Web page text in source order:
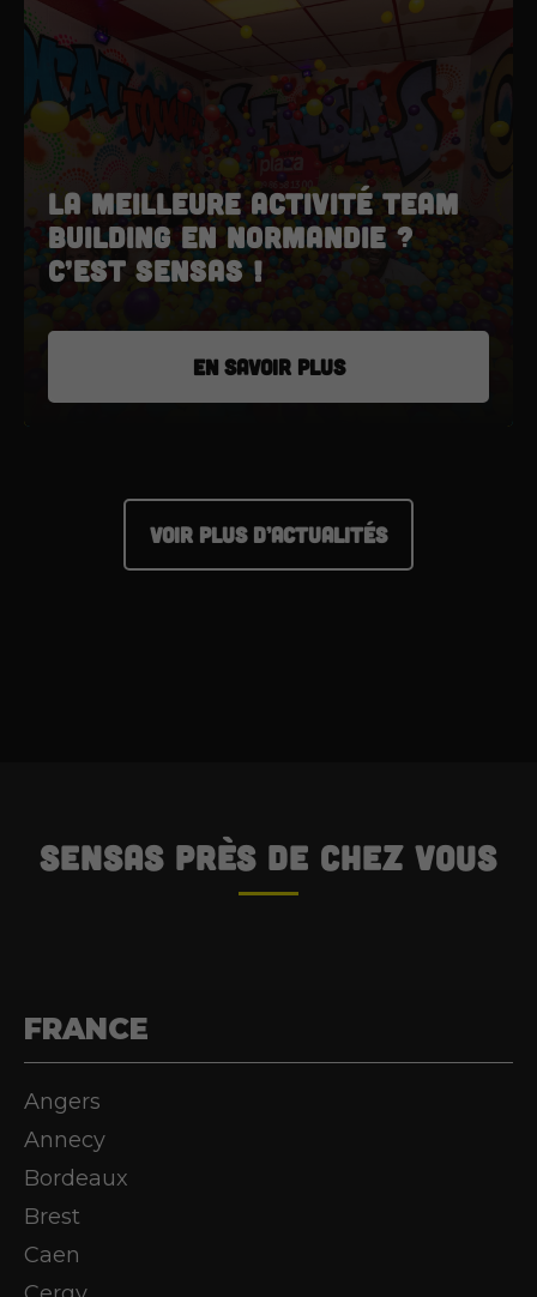
La meilleure activité team
building en Normandie ?
C’est SENSAS !
EN SAVOIR PLUS
VOIR PLUS D’ACTUALITÉS
SENSAS près de chez vous
FRANCE
Angers
Annecy
Bordeaux
Brest
Caen